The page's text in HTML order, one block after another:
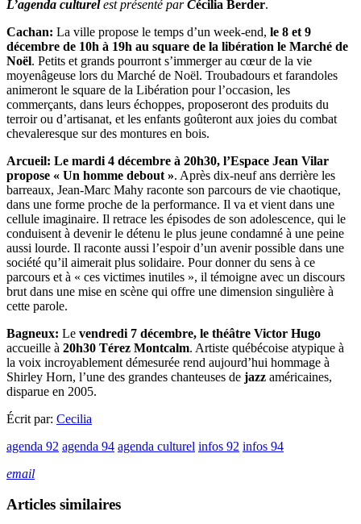
L’agenda culturelest présenté parCécilia Berder.
Cachan: La ville propose le temps d’un week-end, le 8 et 9
décembre de 10h à 19h au square de la libération le Marché de
Noël. Petits et grands pourront s’immerger au cœur de la vie
moyenâgeuse lors du Marché de Noël. Troubadours et farandoles
animeront le square de la Libération pour l’occasion, les
commerçants, dans leurs échoppes, proposeront des produits du
terroir ou d’artisanat, et les enfants goûteront aux joies du combat
chevaleresque sur des montures en bois.
Arcueil: Le mardi 4 décembre à 20h30, l’Espace Jean Vilar
propose « Un homme debout ». Après dix-neuf ans derrière les
barreaux, Jean-Marc Mahy raconte son parcours de vie chaotique,
dans une forme proche de la performance. Il va et vient dans une
cellule imaginaire. Il retrace les épisodes de son adolescence, qui le
conduisent à devenir le détenu le plus jeune condamné à une peine
aussi lourde. Il raconte aussi l’espoir d’un avenir possible dans une
société qu’il aimerait plus solidaire. Pour donner du sens à ce
parcours et à « ces victimes inutiles », il témoigne avec un discours
brut dans une mise en scène qui offre une dimension singulière à
cette parole.
Bagneux: Le vendredi 7 décembre, le théâtre Victor Hugo
accueille à 20h30 Térez Montcalm. Artiste québécoise atypique à
la voix incroyablement démesurée rend aujourd’hui hommage à
Shirley Horn, l’une des grandes chanteuses de jazz américaines,
disparue en 2005.
Écrit par: Cecilia
agenda 92 agenda 94 agenda culturel infos 92 infos 94
email
Articles similaires